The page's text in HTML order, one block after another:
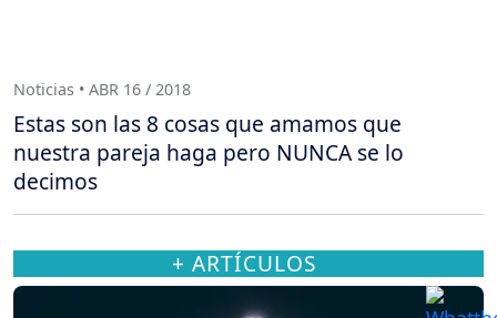
Noticias • ABR 16 / 2018
Estas son las 8 cosas que amamos que
nuestra pareja haga pero NUNCA se lo
decimos
+ ARTÍCULOS